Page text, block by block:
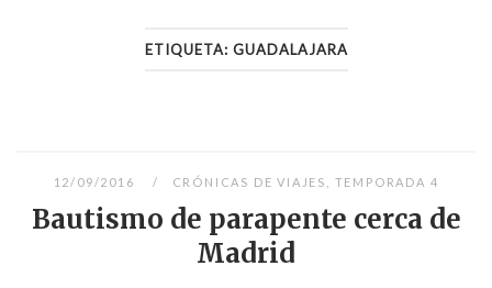
ETIQUETA: GUADALAJARA
12/09/2016 CRÓNICAS DE VIAJES TEMPORADA 4
Bautismo de parapente cerca de
Madrid